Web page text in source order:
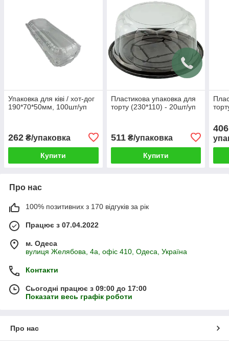
Упаковка для ківі / хот-дог
190*70*50мм, 100шт/уп
262 ₴/упаковка
Купити
Пластикова упаковка для
торту (230*110) - 20шт/уп
511₴/упаковка
Купити
Про нас
100% позитивних з 170 відгуків за рік
Працює з 07.04.2022
м. Одеса
вулиця Желябова, 4а, офіс 410, Одеса, Україна
Контакти
Сьогодні працює з 09:00 до 17:00
Показати весь графік роботи
Про нас